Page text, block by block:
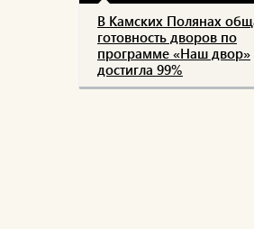
В Камских Полянах
готовность дворов по
программе «Наш двор»
достигла 99%